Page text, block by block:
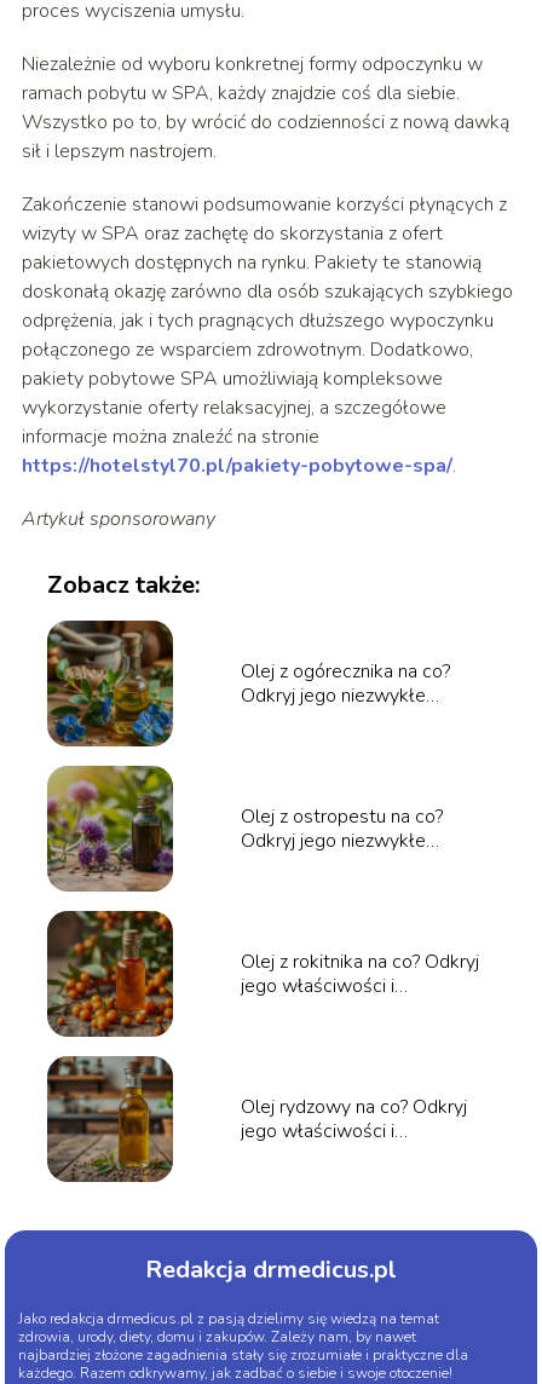
proces wyciszenia umysłu.
Niezależnie od wyboru konkretnej formy odpoczynku w
ramach pobytu w SPA, każdy znajdzie coś dla siebie.
Wszystko po to, by wrócić do codzienności z nową dawką
sił i lepszym nastrojem.
Zakończenie stanowi podsumowanie korzyści płynących z
wizyty w SPA oraz zachętę do skorzystania z ofert
pakietowych dostępnych na rynku. Pakiety te stanowią
doskonałą okazję zarówno dla osób szukających szybkiego
odprężenia, jak i tych pragnących dłuższego wypoczynku
połączonego ze wsparciem zdrowotnym. Dodatkowo,
pakiety pobytowe SPA umożliwiają kompleksowe
wykorzystanie oferty relaksacyjnej, a szczegółowe
informacje można znaleźć na stronie
https://hotelstyl70.pl/pakiety-pobytowe-spa/.
Artykuł sponsorowany
Zobacz także:
Olej z ogórecznika na co?
Odkryj jego niezwykłe
Olej z ostropestu na co?
Odkryj jego niezwykłe
Olej z rokitnika na co? Odkryj
jego właściwości i
Olej rydzowy na co? Odkryj
jego właściwości i
Redakcja drmedicus.pl
Jako redakcja drmedicus.pl z pasją dzielimy się wiedzą na temat
zdrowia, urody, diety, domu i zakupów. Zależy nam, by nawet
najbardziej złożone zagadnienia stały się zrozumiałe i praktyczne dla
każdego. Razem odkrywamy, jak zadbać o siebie i swoje otoczenie!